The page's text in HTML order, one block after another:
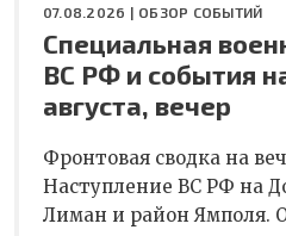
07.08.2026 | ОБЗОР СОБЫТИЙ
Специальная
ВС РФ и события
августа, вечер
Фронтовая сводка на
Наступление ВС РФ на
Лиман и район Ямполя.